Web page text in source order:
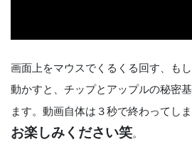
画面上をマウスでくるくる回す、も
動かすと、チップとアップルの秘密
ます。動画自体は３秒で終わってし
お楽しみください笑。